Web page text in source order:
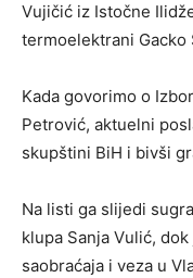
Vujičić iz Istočne
termoelektrani Gacko
Kada govorimo o
Petrović, aktuelni
skupštini BiH i bivši
Na listi ga slijedi
klupa Sanja Vulić,
saobraćaja i veza u